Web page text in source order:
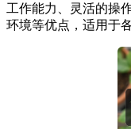
工作能力、灵活的操
环境等优点，适用于